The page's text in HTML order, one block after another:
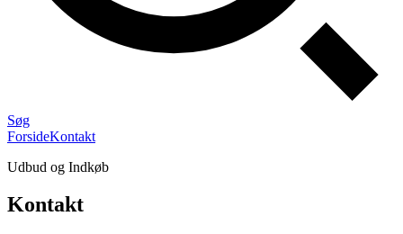
Søg
ForsideKontakt
Udbud og Indkøb
Kontakt